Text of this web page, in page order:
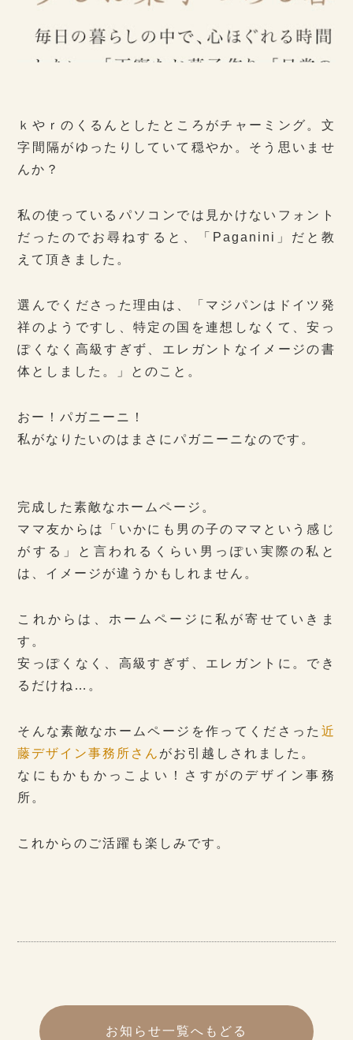
ｋやｒのくるんとしたところがチャーミング。文
字間隔がゆったりしていて穏やか。そう思いませ
んか？
私の使っているパソコンでは見かけないフォント
だったのでお尋ねすると、「Paganini」だと教
えて頂きました。
選んでくださった理由は、「マジパンはドイツ発
祥のようですし、特定の国を連想しなくて、安っ
ぽくなく高級すぎず、エレガントなイメージの書
体としました。」とのこと。
おー！パガニーニ！
私がなりたいのはまさにパガニーニなのです。
完成した素敵なホームページ。
ママ友からは「いかにも男の子のママという感じ
がする」と言われるくらい男っぽい実際の私と
は、イメージが違うかもしれません。
これからは、ホームページに私が寄せていきま
す。
安っぽくなく、高級すぎず、エレガントに。でき
るだけね…。
そんな素敵なホームページを作ってくださった 近
藤デザイン事務所さん がお引越しされました。
なにもかもかっこよい！さすがのデザイン事務
所。
これからのご活躍も楽しみです。
お知らせ一覧へもどる